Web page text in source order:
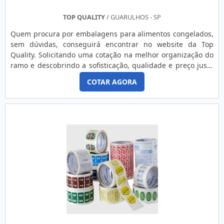
de código de barras, o modelo costuma ser solicitado por
vestuários. Versáteis, o modelo pode ser encontrado com
fita preta e no tamanho de 110m X 74m e na opção rolo de
110m x 450m.COMPRAR RIBBON CERA EM ÓTIMAS
EMPRESASA Etiquetas Camp Label se dedica há 15 anos a
produzir etiquetas e rótulos de vários tipos e formatos.
Além disso, a empresa presta serviços de manutenção de
impressoras Zebra e Argox. Atendendo demandas em todo
TOP QUALITY/ GUARULHOS - SP
Quem procura por embalagens para alimentos congelados,
sem dúvidas, conseguirá encontrar no website da Top
Quality. Solicitando uma cotação na melhor organização do
ramo e descobrindo a sofisticação, qualidade e preço justo
em um só lugar.MAIS SOBRE EMBALAGENS PARA
ALIMENTOS CONGELADOSSe alguém pesquisar
embalagens para alimentos congelados em uma empresa
comprometida com seus serviços, depara com a Top Quality.
visando sempre a qualidade final para a fidelização do
cliente.Ainda focando na qualidade em embalagens para
alimentos congelados, mais do que visar apenas
lucratividade, deve oferecer produtos e serviços que
tenham ótima qualidade e assertividade, detalhes
primordiais que são deixados de lado por muitas empresas
que não focam na fidelização do cliente.É importante
lembrar que o produto deve sempre ser adquirido com
empresas especializadas no segmento. Esse tipo de
COTAR AGORA